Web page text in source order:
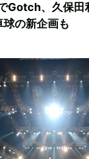
Gotch、久保
の新企画も